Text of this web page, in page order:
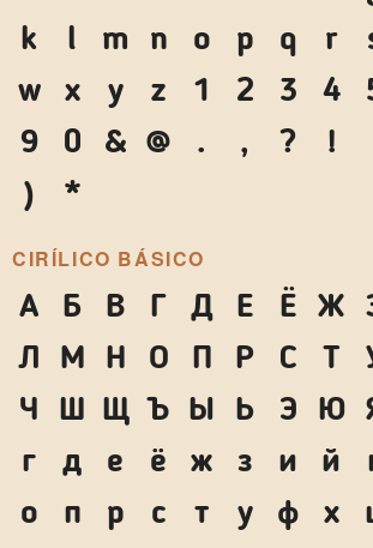
k
l m n o p q r
w
x y z 1 2 3 4
9
0 & @ . , ? !
)
*
CIRÍLICO BÁSICO
А Б В Г Д Е Ё Ж
Л
М Н О П Р С Т
Ч
Ш Щ Ъ Ы Ь Э Ю
г
д е ё ж з и й
о
п р с т у ф х